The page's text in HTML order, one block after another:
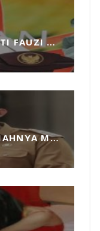
MERAWAT MARWAH BUPATI FAUZI DARI TANGAN JAHIL PENYELENGGARA EVENT MCF 2025
PUNGUTAN DI BALIK MERIAHNYA MADURA CULTURE FESTIVAL 2025 RP739 JUTA DAN PENGKHIANATAN TERHADAP BUPATI FAUZI